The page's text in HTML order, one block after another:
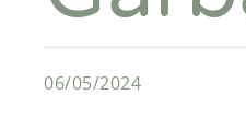
06/05/2024